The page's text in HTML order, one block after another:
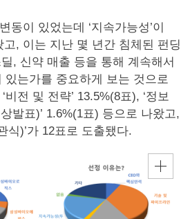
동이 있었는데 ‘지속가능성’이
, 이는 지난 몇 년간 침체된 펀딩
, 신약 매출 등을 통해 계속해서
있는가를 중요하게 보는 것으로
전 및 전략’ 13.5%(8표), ‘정보
발표)’ 1.6%(1표) 등으로 나왔고,
식)’가 12표로 도출됐다.